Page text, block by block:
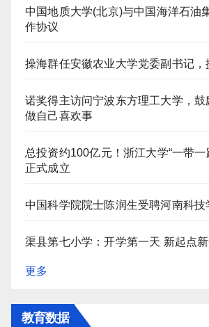
中国地质大学(北京)与中国海洋石油
作协议
操海群任安徽农业大学党委副书记，
诺奖得主访问宁波东方理工大学，鼓
做自己喜欢事
总投资约100亿元！浙江大学“一带一
正式成立
中国科学院院士陈润生受聘河南科技
渠县第七小学：开学第一天 新起点
更多
教育数据